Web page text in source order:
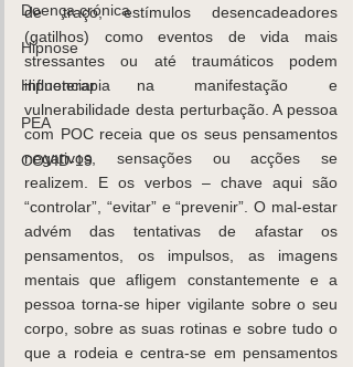
Doença crónica
Hipnose
Hipnoterapia
PEA
COVID-19
de traço, estímulos desencadeadores
(gatilhos) como eventos de vida mais
stressantes ou até traumáticos podem
influenciar na manifestação e
vulnerabilidade desta perturbação. A pessoa
com POC receia que os seus pensamentos
negativos, sensações ou acções se
realizem. E os verbos – chave aqui são
“controlar”, “evitar” e “prevenir”. O mal-estar
advém das tentativas de afastar os
pensamentos, os impulsos, as imagens
mentais que afligem constantemente e a
pessoa torna-se hiper vigilante sobre o seu
corpo, sobre as suas rotinas e sobre tudo o
que a rodeia e centra-se em pensamentos